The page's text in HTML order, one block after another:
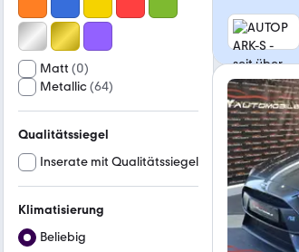
Matt (0)
Metallic(64)
Qualitätssiegel
Inserate mit Qualitätssiegel
Klimatisierung
Beliebig